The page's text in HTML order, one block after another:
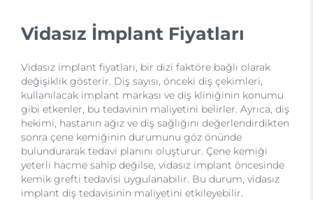
Vidasız İmplant Fiyatları
Vidasız implant fiyatları, bir dizi faktöre bağlı olarak
değişiklik gösterir. Diş sayısı, önceki diş çekimleri,
kullanılacak implant markası ve diş kliniğinin konumu
gibi etkenler, bu tedavinin maliyetini belirler. Ayrıca, diş
hekimi, hastanın ağız ve diş sağlığını değerlendirdikten
sonra çene kemiğinin durumunu göz önünde
bulundurarak tedavi planını oluşturur. Çene kemiği
yeterli hacme sahip değilse, vidasız implant öncesinde
kemik grefti tedavisi uygulanabilir. Bu durum, vidasız
implant diş tedavisinin maliyetini etkileyebilir.